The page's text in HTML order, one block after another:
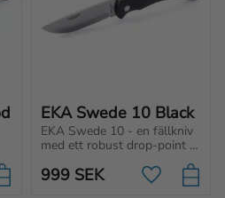
i favoriter
EKA Swede 10 Black
EKA Swede 10 - en fällkniv
med ett robust drop-point
bekvämt Proflex™-handtag.
Alltid nära till hands!
999 SEK Lägg till i